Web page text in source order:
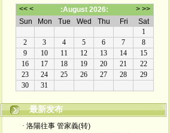
最新发布
· 洛陽往事 管家義(转)